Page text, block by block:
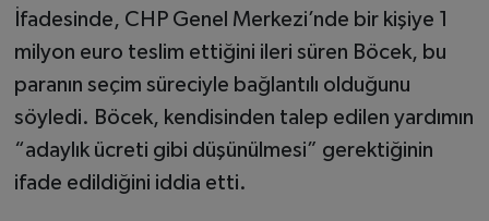
İfadesinde, CHP Genel Merkezi’nde bir kişiye 1
milyon euro teslim ettiğini ileri süren Böcek, bu
paranın seçim süreciyle bağlantılı olduğunu
söyledi. Böcek, kendisinden talep edilen yardımın
“adaylık ücreti gibi düşünülmesi” gerektiğinin
ifade edildiğini iddia etti.